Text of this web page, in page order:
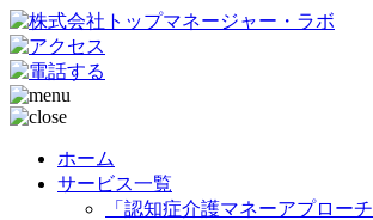
ホーム
サービス一覧
「認知症介護マネーアプロー